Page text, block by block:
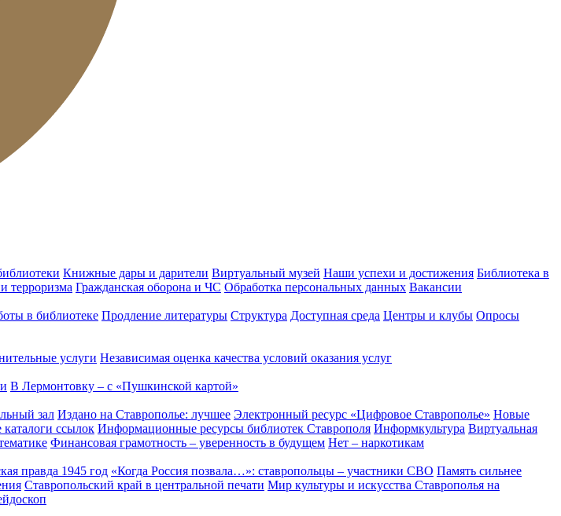
Книжные дары и дарители Виртуальный музей Наши успехи и достижения Библиотека в
терроризма Гражданская оборона и ЧС Обработка персональных данных Вакансии
в библиотеке Продление литературы Структура Доступная среда Центры и клубы Опросы
услуги Независимая оценка качества условий оказания услуг
В Лермонтовку – с «Пушкинской картой»
зал Издано на Ставрополье: лучшее Электронный ресурс «Цифровое Ставрополье» Новые
каталоги ссылок Информационные ресурсы библиотек Ставрополя Информкультура Виртуальная
Финансовая грамотность – уверенность в будущем Нет – наркотикам
правда 1945 год «Когда Россия позвала…»: ставропольцы – участники СВО Память сильнее
Ставропольский край в центральной печати Мир культуры и искусства Ставрополья на